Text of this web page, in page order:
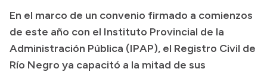
Presupuesto
Boletín Oficial
Compras y licitaciones
En el marco de un convenio firmado a comienzos
de este año con el Instituto Provincial de la
Administración Pública (IPAP), el Registro Civil de
Río Negro ya capacitó a la mitad de sus